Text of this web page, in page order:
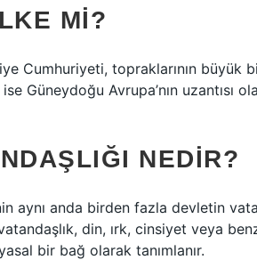
MI?
Cumhuriyeti, topraklarının büyük
Güneydoğu Avrupa’nın uzantısı
NEDIR?
aynı anda birden fazla devletin
din, ırk, cinsiyet veya
bir bağ olarak tanımlanır.